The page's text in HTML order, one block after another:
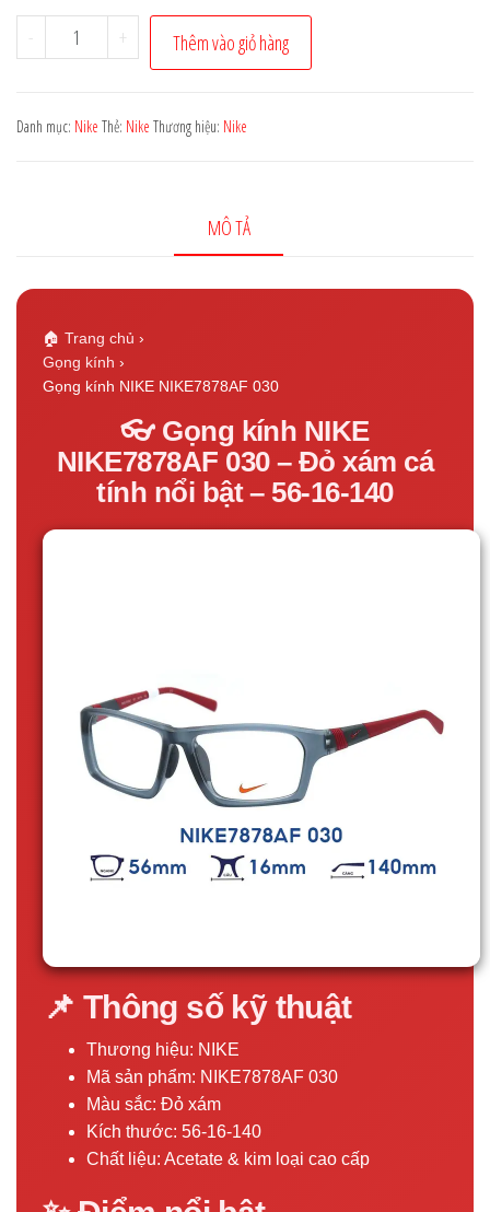
là:
3.400.000 ₫.
tại
là:
2.720.000 ₫.
-
Gọng
kính
NIKE7878AF
+ Thêm vào giỏ hàng
Danh mục: Nike Thẻ: Nike Thương hiệu: Nike
MÔ TẢ
🏠 Trang chủ ›
Gọng kính ›
Gọng kính NIKE NIKE7878AF 030
👓 Gọng kính NIKE
NIKE7878AF 030 – Đỏ xám cá
tính nổi bật – 56-16-140
📌 Thông số kỹ thuật
Thương hiệu: NIKE
Mã sản phẩm: NIKE7878AF 030
Màu sắc: Đỏ xám
Kích thước: 56-16-140
Chất liệu: Acetate & kim loại cao cấp